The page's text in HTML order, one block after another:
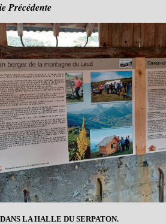
Précédente
DANS LA HALLE DU SERPATON.